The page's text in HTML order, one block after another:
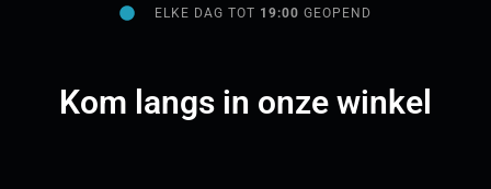
ELKE DAG TOT 19:00GEOPEND
Kom langs in onze winkel